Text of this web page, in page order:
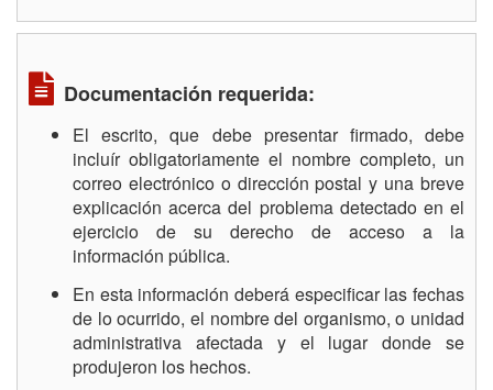
Documentación requerida:
El escrito, que debe presentar firmado, debe
incluír obligatoriamente el nombre completo, un
correo electrónico o dirección postal y una breve
explicación acerca del problema detectado en el
ejercicio de su derecho de acceso a la
información pública.
En esta información deberá especificar las fechas
de lo ocurrido, el nombre del organismo, o unidad
administrativa afectada y el lugar donde se
produjeron los hechos.